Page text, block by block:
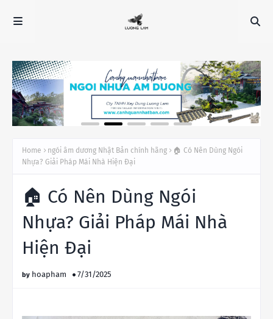
Home ngói âm dương Nhật Bản chính hãng
🏠 Có Nên Dùng Ngói
Nhựa? Giải Pháp Mái Nhà Hiện Đại
🏠 Có Nên Dùng Ngói
Nhựa? Giải Pháp Mái Nhà
Hiện Đại
hoapham 7/31/2025